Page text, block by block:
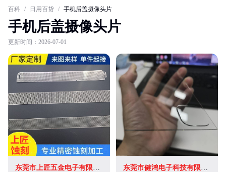
百科 / 日用百货 / 手机后盖摄像头片
手机后盖摄像头片
更新时间：2026-07-01
东莞市上匠五金电子有限公司 东莞市健鸿电子科技有限公司